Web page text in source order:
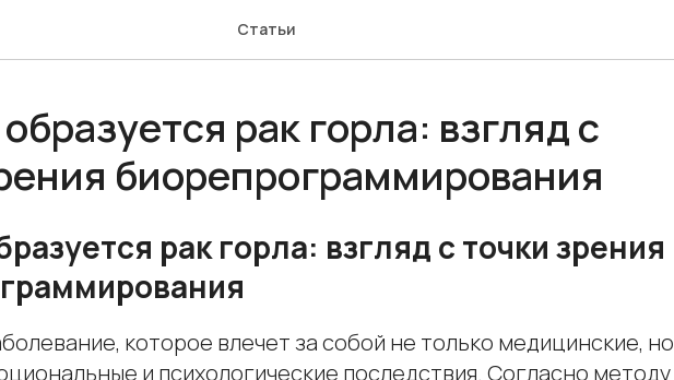
Статьи
рак горла: взгляд с
биорепрограммирования
рак горла: взгляд с точки зрения
которое влечет за собой не только медицинские, но
и психологические последствия. Согласно методу